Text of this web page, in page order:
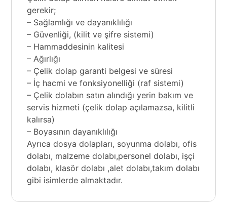
gerekir;
– Sağlamlığı ve dayanıklılığı
– Güvenliği, (kilit ve şifre sistemi)
– Hammaddesinin kalitesi
– Ağırlığı
– Çelik dolap garanti belgesi ve süresi
– İç hacmi ve fonksiyonelliği (raf sistemi)
– Çelik dolabın satın alındığı yerin bakım ve
servis hizmeti (çelik dolap açılamazsa, kilitli
kalırsa)
– Boyasının dayanıklılığı
Ayrıca dosya dolapları, soyunma dolabı, ofis
dolabı, malzeme dolabı,personel dolabı, işçi
dolabı, klasör dolabı ,alet dolabı,takım dolabı
gibi isimlerde almaktadır.